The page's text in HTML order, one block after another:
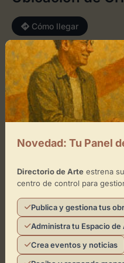
Cómo llegar
+
−
Toca el
Novedad: Tu Panel
Directorio de Arteestrena
centro de control para
Publica y gestiona tus
Administra tu Espacio de
Crea eventos y noticias